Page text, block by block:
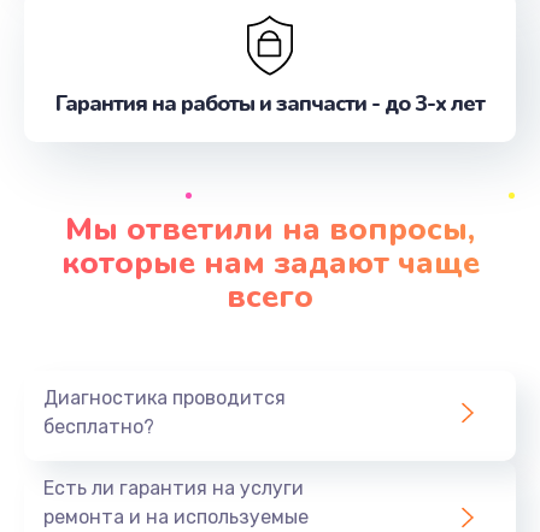
Гарантия на работы и запчасти - до 3-х лет
Мы ответили на вопросы,
которые нам задают чаще
всего
Диагностика проводится
бесплатно?
Есть ли гарантия на услуги
ремонта и на используемые